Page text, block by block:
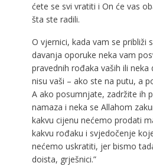
ćete se svi vratiti i On će vas
šta ste radili.
O vjernici, kada vam se približi
davanja oporuke neka vam
pravednih rođaka vaših ili neka
nisu vaši – ako ste na putu, a
A ako posumnjate, zadržite ih
namaza i neka se Allahom
kakvu cijenu nećemo prodati
kakvu rođaku i svjedočenje
nećemo uskratiti, jer bismo
doista, grješnici.”